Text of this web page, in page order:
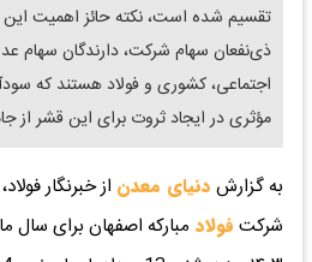
تقسیم شده است، نکته حائز اهمیت
ذی‌نفعان سهام شرکت، دارندگان سهام
اجتماعی، کشوری و فولاد هستند که
مؤثری در ایجاد ثروت برای این قشر از
به گزارش دنیای معدن از خبرنگار
شرکت فولاد